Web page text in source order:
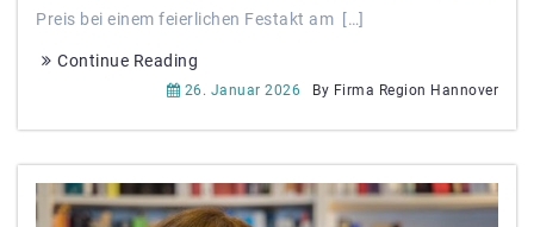
Preis bei einem feierlichen Festakt am […]
Continue Reading
26. Januar 2026 By Firma Region Hannover